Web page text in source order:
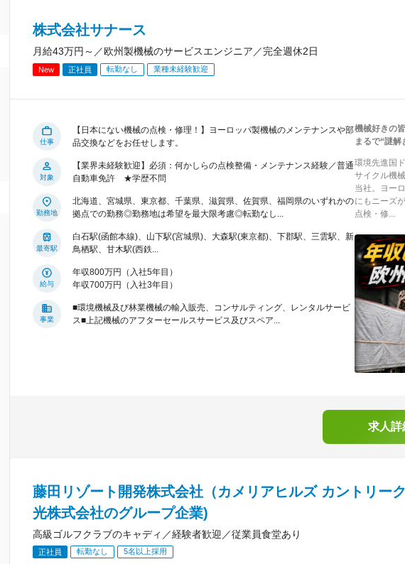
株式会社サナース
月給43万円～／欧州製機械のサービスエンジニア／完全週休2日
New 正社員 転勤なし 業種未経験歓迎
仕事
【日本にない機械の点検・修理！】ヨーロッパ製機械のメンテナンスや部
品交換などをお任せします。
対象
【業界未経験歓迎】必須：何かしらの点検整備・メンテナンス経験／普通
自動車免許 ★学歴不問
勤務地
北海道、宮城県、東京都、千葉県、滋賀県、佐賀県、福岡県のいずれかの
拠点での勤務◎勤務地は希望を最大限考慮◎転勤なし...
最寄駅
白石駅(函館本線)、山下駅(宮城県)、大森駅(東京都)、下郡駅、三雲駅、新
鳥栖駅、甘木駅(西鉄...
給与
年収800万円（入社5年目）
年収700万円（入社3年目）
事業
■環境機械及び林業機械の輸入販売、コンサルティング、レンタルサービ
ス■上記機械のアフターセールスサービス及びスペア...
機械好きの
まるで“謎解
環境先進国
サイクル機
当社。ヨー
にもニーズ
点検・修...
求人詳
藤田リゾート開発株式会社（カメリアヒルズ カントリー
光株式会社のグループ企業)
高級ゴルフクラブのキャディ／経験者歓迎／従業員食堂あり
正社員 転勤なし 5名以上採用